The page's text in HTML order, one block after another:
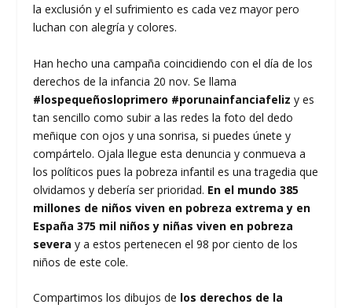
la exclusión y el sufrimiento es cada vez mayor pero
luchan con alegría y colores.
Han hecho una campaña coincidiendo con el día de los
derechos de la infancia 20 nov. Se llama
#lospequeñosloprimero #porunainfanciafeliz y es
tan sencillo como subir a las redes la foto del dedo
meñique con ojos y una sonrisa, si puedes únete y
compártelo. Ojala llegue esta denuncia y conmueva a
los políticos pues la pobreza infantil es una tragedia que
olvidamos y debería ser prioridad. En el mundo 385
millones de niños viven en pobreza extrema y en
España 375 mil niños y niñas viven en pobreza
severa y a estos pertenecen el 98 por ciento de los
niños de este cole.
Compartimos los dibujos de los derechos de la